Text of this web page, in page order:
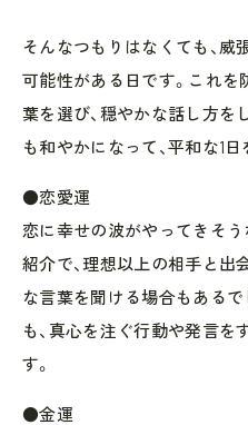
そんなつもりはなくても、威
可能性がある日です。これを
葉を選び、穏やかな話し方を
も和やかになって、平和な1日
●恋愛運
恋に幸せの波がやってきそう
紹介で、理想以上の相手と出
な言葉を聞ける場合もあるで
も、真心を注ぐ行動や発言
す。
●金運